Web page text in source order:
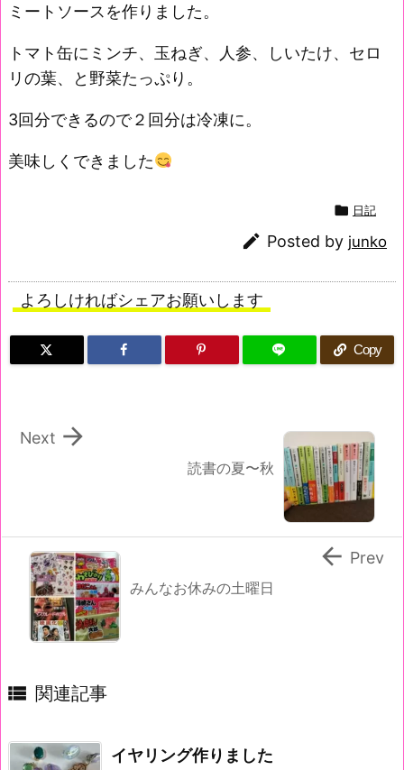
ミートソースを作りました。
トマト缶にミンチ、玉ねぎ、人参、しいたけ、セロ
リの葉、と野菜たっぷり。
3回分できるので２回分は冷凍に。
美味しくできました
 日記
 Posted by junko
よろしければシェアお願いします
Copy
読書の夏〜秋

Next
みんなお休みの土曜日
 Prev
 関連記事
イヤリング作りました